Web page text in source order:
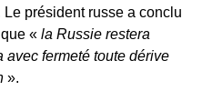
président russe a conclu
«la Russie restera
avec fermeté toute dérive
».